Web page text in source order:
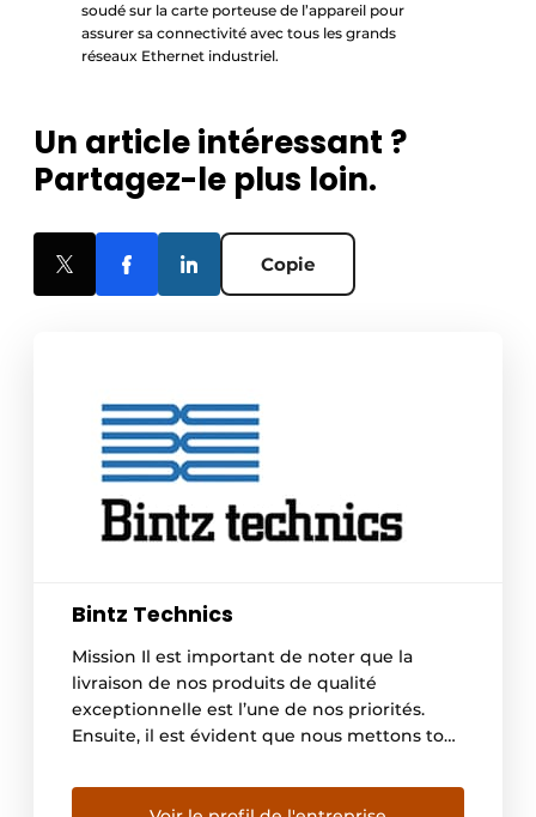
soudé sur la carte porteuse de l’appareil pour
assurer sa connectivité avec tous les grands
réseaux Ethernet industriel.
Un article intéressant ?
Partagez-le plus loin.
Copie
Bintz Technics
Mission Il est important de noter que la
livraison de nos produits de qualité
exceptionnelle est l’une de nos priorités.
Ensuite, il est évident que nous mettons tout
répondre à toute demande ou besoin de nos